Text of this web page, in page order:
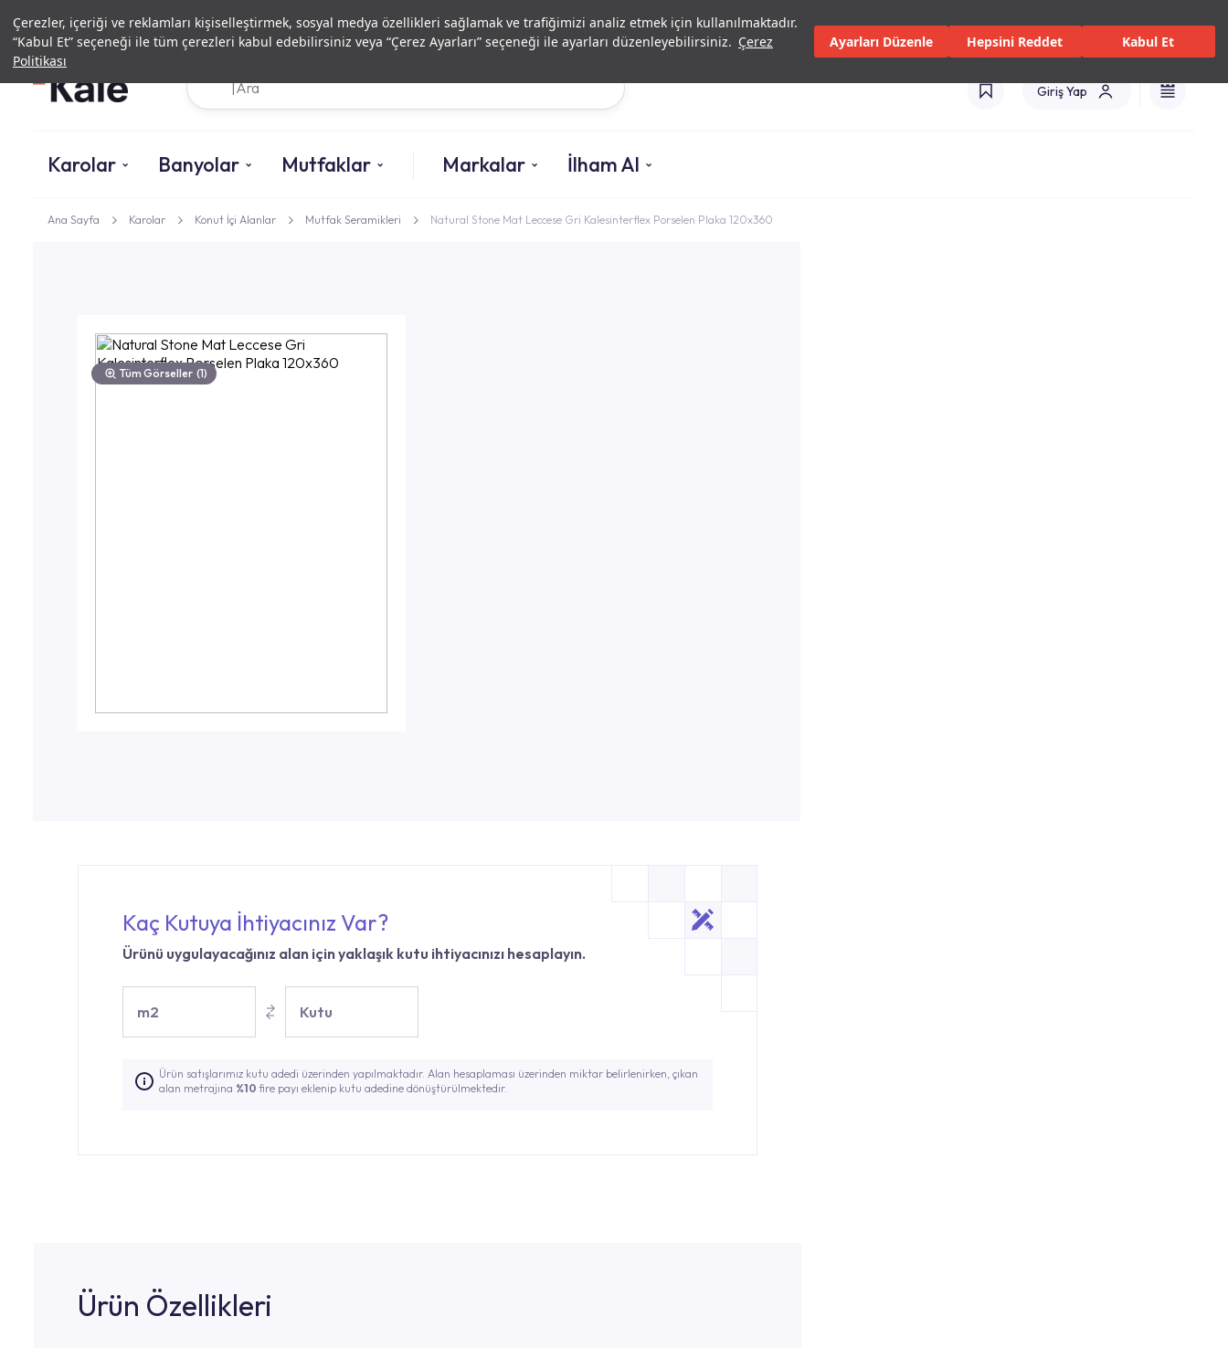
Çerezler, içeriği ve reklamları kişiselleştirmek, sosyal medya özellikleri sağlamak ve trafiğimizi analiz etmek için kullanılmaktadır.
“Kabul Et” seçeneği ile tüm çerezleri kabul edebilirsiniz veya “Çerez Ayarları” seçeneği ile ayarları düzenleyebilirsiniz. Çerez
Politikası
Ayarları Düzenle Hepsini Reddet Kabul Et
Yatırımcı İlişkileriYetkili Servisler ve HizmetlerMağazalarKataloglar Türkiye(TR)
Ara Giriş Yap
Karolar Banyolar Mutfaklar Markalar İlham Al
Ana Sayfa Karolar Konut İçi Alanlar Mutfak Seramikleri Natural Stone Mat Leccese Gri Kalesinterflex Porselen Plaka 120x360
Tüm Görseller (1)
Kaç Kutuya İhtiyacınız Var?
Ürünü uygulayacağınız alan için yaklaşık kutu ihtiyacınızı hesaplayın.
m2 Kutu
Ürün satışlarımız kutu adedi üzerinden yapılmaktadır. Alan hesaplaması üzerinden miktar belirlenirken, çıkan
alan metrajına %10 fire payı eklenip kutu adedine dönüştürülmektedir.
Ürün Özellikleri